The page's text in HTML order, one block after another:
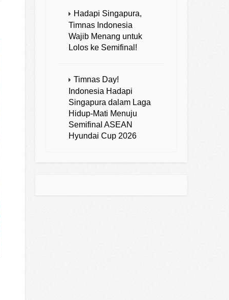
Hadapi Singapura,
Timnas Indonesia
Wajib Menang untuk
Lolos ke Semifinal!
Timnas Day!
Indonesia Hadapi
Singapura dalam Laga
Hidup-Mati Menuju
Semifinal ASEAN
Hyundai Cup 2026